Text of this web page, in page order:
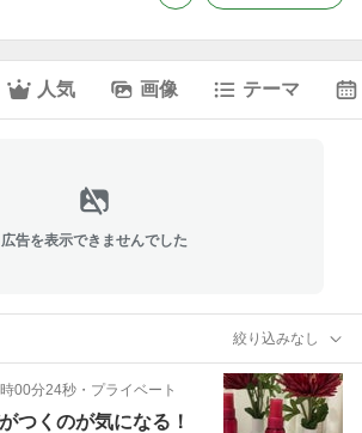
人気 画像 テーマ
広告を表示できませんでした
絞り込みなし
00分24秒 ・ プライベート
つくのが気になる！